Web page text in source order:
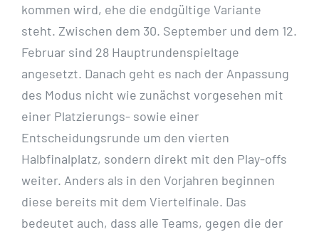
kommen wird, ehe die endgültige Variante
steht. Zwischen dem 30. September und dem 12.
Februar sind 28 Hauptrundenspieltage
angesetzt. Danach geht es nach der Anpassung
des Modus nicht wie zunächst vorgesehen mit
einer Platzierungs- sowie einer
Entscheidungsrunde um den vierten
Halbfinalplatz, sondern direkt mit den Play-offs
weiter. Anders als in den Vorjahren beginnen
diese bereits mit dem Viertelfinale. Das
bedeutet auch, dass alle Teams, gegen die der